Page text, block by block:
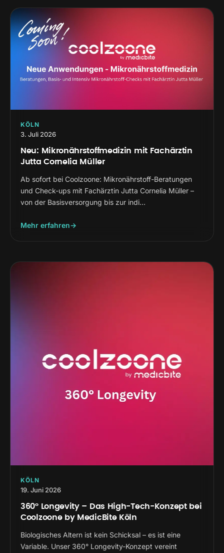
KÖLN
3. Juli 2026
Neu: Mikronährstoffmedizin mit Fachärztin
Jutta Cornelia Müller
Ab sofort bei Coolzoone: Mikronährstoff-Beratungen
und Check-ups mit Fachärztin Jutta Cornelia Müller –
von der Basisversorgung bis zur indi…
Mehr erfahren
KÖLN
19. Juni 2026
360° Longevity – Das High-Tech-Konzept bei
Coolzoone by MedicBite Köln
Biologisches Altern ist kein Schicksal – es ist eine
Variable. Unser 360° Longevity-Konzept vereint